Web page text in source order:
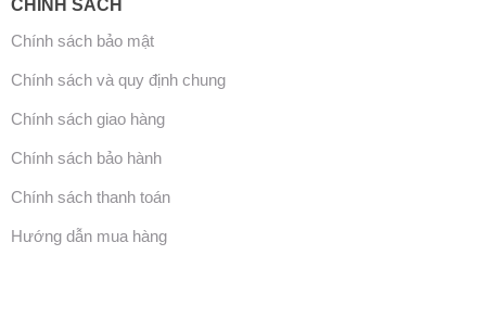
CHÍNH SÁCH
Chính sách bảo mật
Chính sách và quy định chung
Chính sách giao hàng
Chính sách bảo hành
Chính sách thanh toán
Hướng dẫn mua hàng